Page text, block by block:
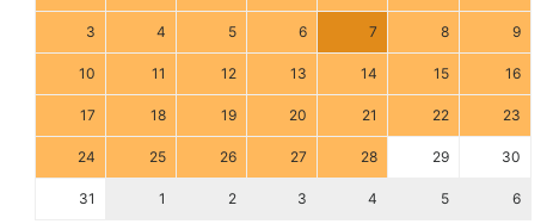
3 4 5 6 7 8 9
10 11 12 13 14 15 16
17 18 19 20 21 22 23
24 25 26 27 28 29 30
31 1 2 3 4 5 6